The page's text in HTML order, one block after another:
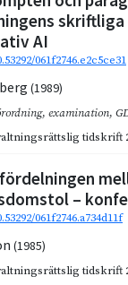
AI
061f2746.e2c5ce31
(1989)
, examination,
tidskrift
–
061f2746.a734d11f
(1985)
tidskrift